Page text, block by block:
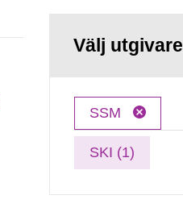
Välj utgivare
SSM
SKI (1)